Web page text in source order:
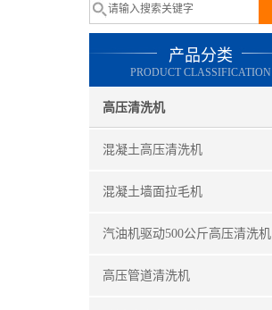
产品分类
PRODUCT CLASSIFICATION
高压清洗机
混凝土高压清洗机
混凝土墙面拉毛机
汽油机驱动500公斤高压清洗机
高压管道清洗机